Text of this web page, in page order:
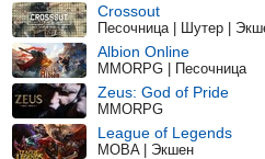
Crossout
Песочница | Шутер |
Albion Online
MMORPG | Песочница
Zeus: God of Pride
MMORPG
League of Legends
MOBA | Экшен